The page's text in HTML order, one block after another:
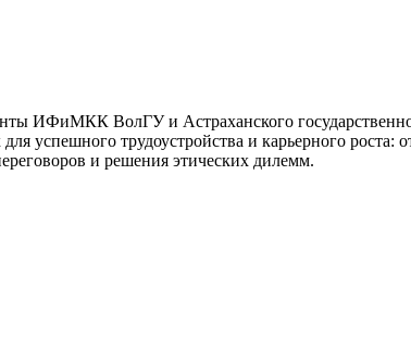
ИФиМКК ВолГУ и Астраханского
успешного трудоустройства и карьерного роста:
и решения этических дилемм.